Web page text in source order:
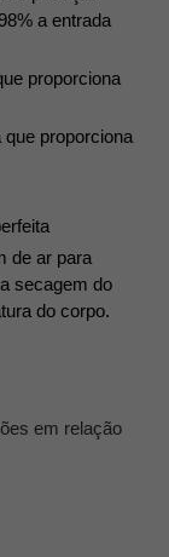
busca
se sentir
ser usado em
te